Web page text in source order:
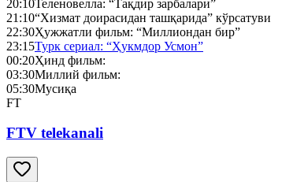
20:10Теленовелла: “Тақдир зарбалари”
21:10“Хизмат доирасидан ташқарида” кўрсатуви
22:30Ҳужжатли фильм: “Миллиондан бир”
23:15Турк сериал: “Ҳукмдор Усмон”
00:20Ҳинд фильм:
03:30Миллий фильм:
05:30Мусиқа
FT
FTV telekanali